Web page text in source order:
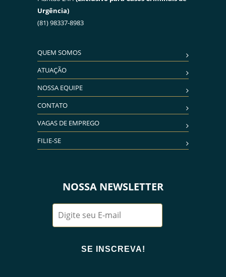
Urgência)
(81) 98337-8983
QUEM SOMOS
ATUAÇÃO
NOSSA EQUIPE
CONTATO
VAGAS DE EMPREGO
FILIE-SE
NOSSA NEWSLETTER